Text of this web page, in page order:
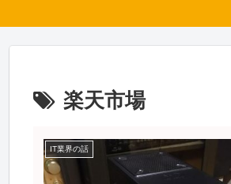
楽天市場
IT業界の話